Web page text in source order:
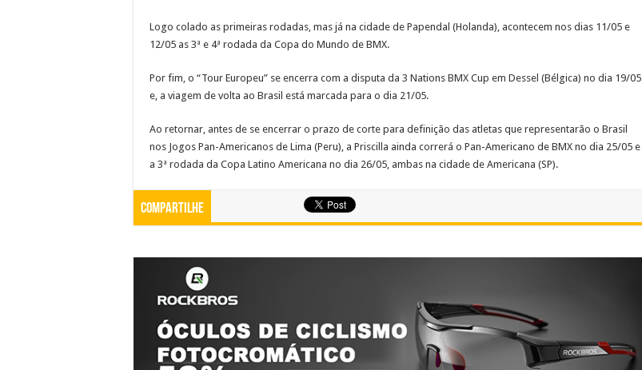
Logo colado as primeiras rodadas, mas já na cidade de Papendal (Holanda), acontecem nos dias 11/05 e
12/05 as 3ª e 4ª rodada da Copa do Mundo de BMX.
Por fim, o “Tour Europeu” se encerra com a disputa da 3 Nations BMX Cup em Dessel (Bélgica) no dia 19/05
e, a viagem de volta ao Brasil está marcada para o dia 21/05.
Ao retornar, antes de se encerrar o prazo de corte para definição das atletas que representarão o Brasil
nos Jogos Pan-Americanos de Lima (Peru), a Priscilla ainda correrá o Pan-Americano de BMX no dia 25/05 e
a 3ª rodada da Copa Latino Americana no dia 26/05, ambas na cidade de Americana (SP).
Compartilhe